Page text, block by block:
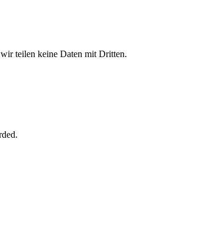
teilen keine Daten mit Dritten.